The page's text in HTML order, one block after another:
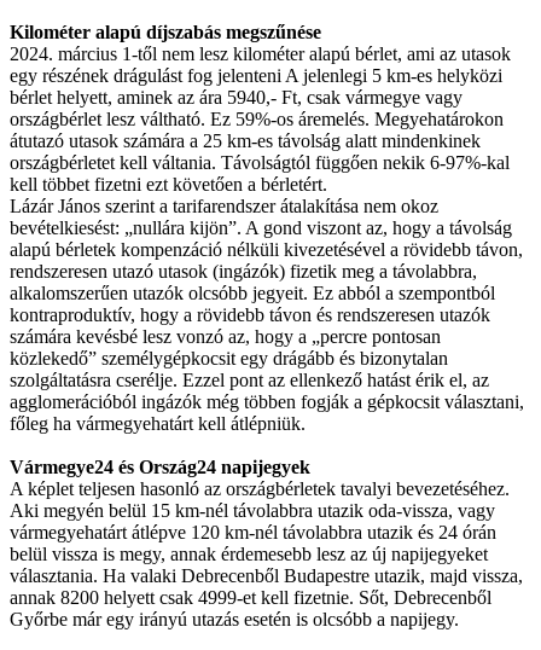
Kilométer alapú díjszabás megszűnése
2024. március 1-től nem lesz kilométer alapú bérlet, ami az utasok
egy részének drágulást fog jelenteni A jelenlegi 5 km-es helyközi
bérlet helyett, aminek az ára 5940,- Ft, csak vármegye vagy
országbérlet lesz váltható. Ez 59%-os áremelés. Megyehatárokon
átutazó utasok számára a 25 km-es távolság alatt mindenkinek
országbérletet kell váltania. Távolságtól függően nekik 6-97%-kal
kell többet fizetni ezt követően a bérletért.
Lázár János szerint a tarifarendszer átalakítása nem okoz
bevételkiesést: „nullára kijön”. A gond viszont az, hogy a távolság
alapú bérletek kompenzáció nélküli kivezetésével a rövidebb távon,
rendszeresen utazó utasok (ingázók) fizetik meg a távolabbra,
alkalomszerűen utazók olcsóbb jegyeit. Ez abból a szempontból
kontraproduktív, hogy a rövidebb távon és rendszeresen utazók
számára kevésbé lesz vonzó az, hogy a „percre pontosan
közlekedő” személygépkocsit egy drágább és bizonytalan
szolgáltatásra cserélje. Ezzel pont az ellenkező hatást érik el, az
agglomerációból ingázók még többen fogják a gépkocsit választani,
főleg ha vármegyehatárt kell átlépniük.
Vármegye24 és Ország24 napijegyek
A képlet teljesen hasonló az országbérletek tavalyi bevezetéséhez.
Aki megyén belül 15 km-nél távolabbra utazik oda-vissza, vagy
vármegyehatárt átlépve 120 km-nél távolabbra utazik és 24 órán
belül vissza is megy, annak érdemesebb lesz az új napijegyeket
választania. Ha valaki Debrecenből Budapestre utazik, majd vissza,
annak 8200 helyett csak 4999-et kell fizetnie. Sőt, Debrecenből
Győrbe már egy irányú utazás esetén is olcsóbb a napijegy.